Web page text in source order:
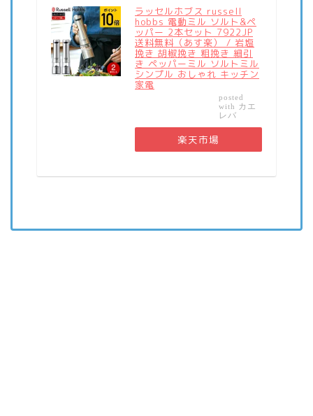
ラッセルホブス russell
hobbs 電動ミル ソルト&ペ
ッパー 2本セット 7922JP
送料無料（あす楽） / 岩塩
挽き 胡椒挽き 粗挽き 細引
き ペッパーミル ソルトミル
シンプル おしゃれ キッチン
家電
posted
with カエ
レバ
楽天市場